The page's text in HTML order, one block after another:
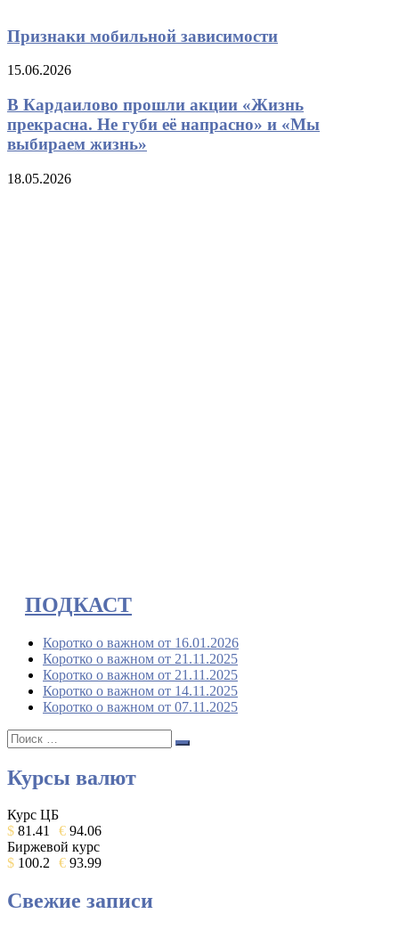
Признаки мобильной зависимости
15.06.2026
В Кардаилово прошли акции «Жизнь
прекрасна. Не губи её напрасно» и «Мы
выбираем жизнь»
18.05.2026
ПОДКАСТ
Коротко о важном от 16.01.2026
Коротко о важном от 21.11.2025
Коротко о важном от 21.11.2025
Коротко о важном от 14.11.2025
Коротко о важном от 07.11.2025
Поиск:
Поиск
Курсы валют
Курс ЦБ
$ 81.41 € 94.06
Биржевой курс
$ 100.2 € 93.99
Свежие записи